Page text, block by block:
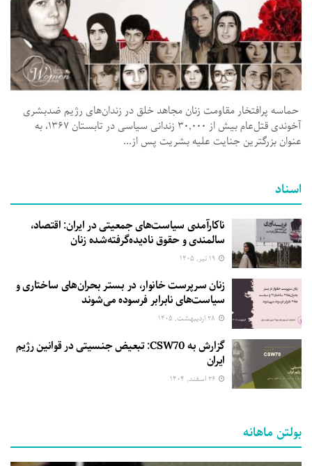
حماسه پرافتخار مقاومت زنان مجاهد خلق در زندان‌های رژیم ضدبشری
آخوندی قتل‌عام بیش از ۳۰,۰۰۰ زندانی سیاسی در تابستان ۱۳۶۷، به
عنوان بزرگترین جنایت علیه بشریت پس از...
اسناد
ناکارآمدی سیاست‌های جمعیتی در ایران: اقتصاد،
سالمندی و حقوق نادیده‌گرفته‌شده زنان
زنان سرپرست خانوار، در بستر بحران‌های ساختاری و
سیاست‌های نابرابر فرسوده می‌شوند
گزارش به CSW70: تبعیض جنسیتی در قوانین رژیم
ایران
بولتن ماهانه